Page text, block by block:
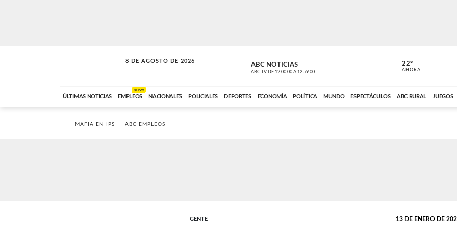
8 DE AGOSTO DE 2026
SOLO MÚSICA ABC NOTICIAS
ABC TV DE 12:00:00 A 12:59:00 ABC CARDINAL
22º
AHORA
ÚLTIMAS NOTICIAS EMPLEOS
NUEVO
NACIONALES POLICIALES DEPORTES ECONOMÍA POLÍTICA MUNDO ESPECTÁCULOS ABC RURAL JUEGOS
MAFIA EN IPS ABC EMPLEOS
GENTE 13 DE ENERO DE